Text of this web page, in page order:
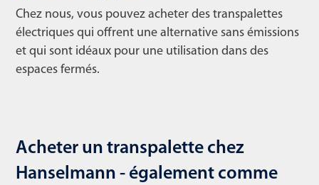
Chez nous, vous pouvez acheter des transpalettes
électriques qui offrent une alternative sans émissions
et qui sont idéaux pour une utilisation dans des
espaces fermés.
Acheter un transpalette chez
Hanselmann - également comme